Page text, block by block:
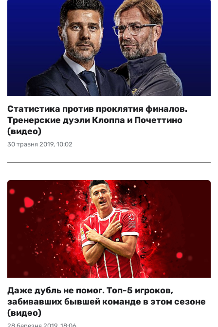
30 травня 2019, 10:02
Статистика против проклятия финалов.
Тренерские дуэли Клоппа и Почеттино
(видео)
Даже дубль не помог. Топ-5 игроков,
забивавших бывшей команде в этом сезоне
(видео)